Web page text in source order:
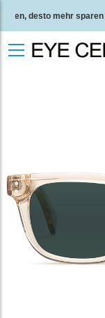
desto mehr
Kostenloser